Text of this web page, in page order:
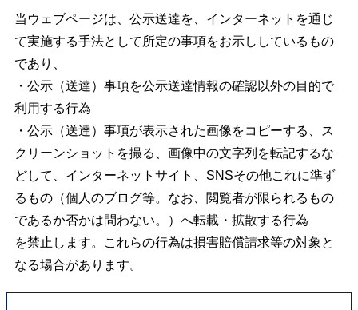
当ウェブページは、公示送達を、インターネットを通じ
て実施する手法として所定の事項をお示ししているもの
であり、
・公示（送達）事項を公示送達情報の確認以外の目的で
利用する行為
・公示（送達）事項が表示された画像をコピーする、ス
クリーンショットを撮る、画像中の文字列を転記するな
どして、インターネットサイト、SNSその他これに準ず
るもの（個人のブログ等。なお、閲覧者が限られるもの
であるか否かは問わない。）へ転載・拡散する行為
を禁止します。これらの行為は損害賠償請求等の対象と
なる場合があります。